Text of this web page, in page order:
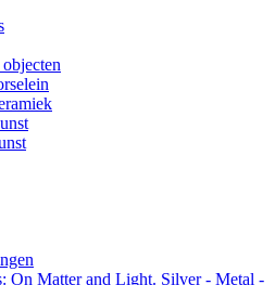
On Matter and Light. Silver - Metal -